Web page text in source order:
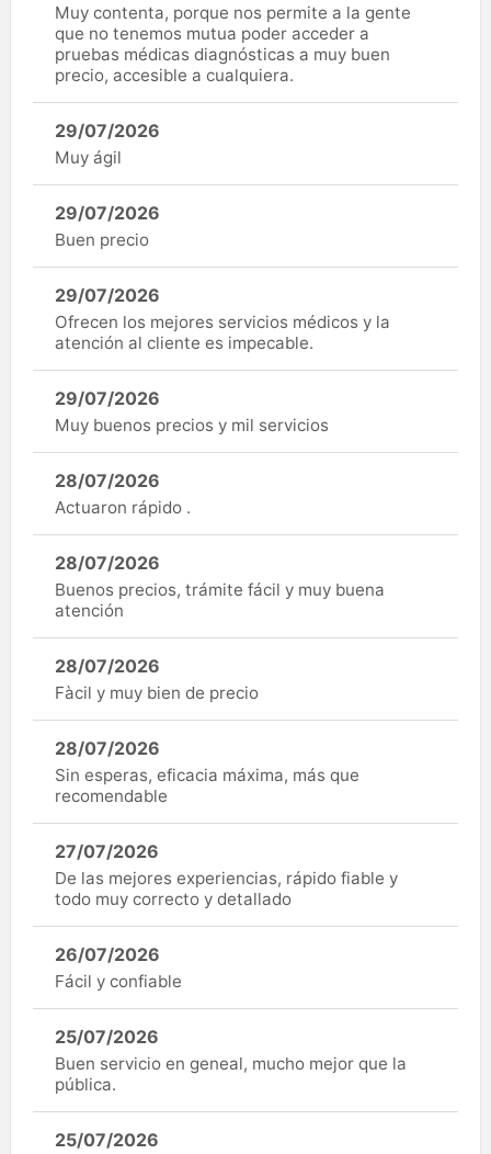
Muy contenta, porque nos permite a la gente
que no tenemos mutua poder acceder a
pruebas médicas diagnósticas a muy buen
precio, accesible a cualquiera.
29/07/2026
Muy ágil
29/07/2026
Buen precio
29/07/2026
Ofrecen los mejores servicios médicos y la
atención al cliente es impecable.
29/07/2026
Muy buenos precios y mil servicios
28/07/2026
Actuaron rápido .
28/07/2026
Buenos precios, trámite fácil y muy buena
atención
28/07/2026
Fàcil y muy bien de precio
28/07/2026
Sin esperas, eficacia máxima, más que
recomendable
27/07/2026
De las mejores experiencias, rápido fiable y
todo muy correcto y detallado
26/07/2026
Fácil y confiable
25/07/2026
Buen servicio en geneal, mucho mejor que la
pública.
25/07/2026